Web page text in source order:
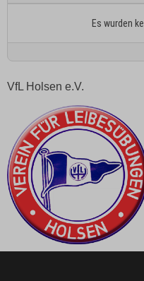
Es wurden
VfL Holsen e.V.